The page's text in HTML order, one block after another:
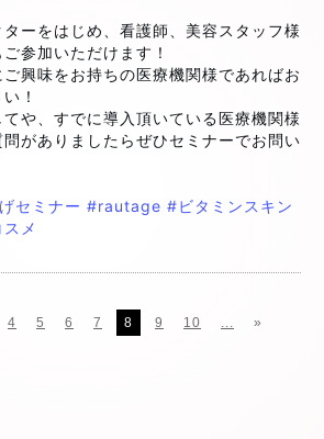
ーをはじめ、看護師、美容スタッフ様
参加いただけます！
興味をお持ちの医療機関様であればお
！
や、すでに導入頂いている医療機関様
がありましたらぜひセミナーでお問い
セミナー #rautage #ビタミンスキン
メ
4 5 6 7 8 9 10 ... »